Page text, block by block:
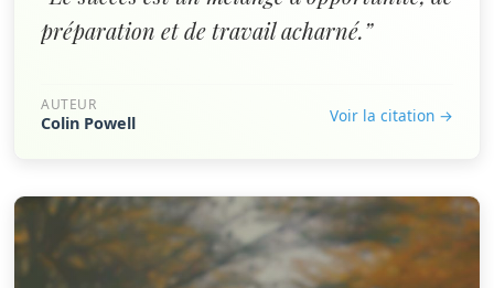
préparation et de travail acharné.”
AUTEUR
Colin Powell Voir la citation →